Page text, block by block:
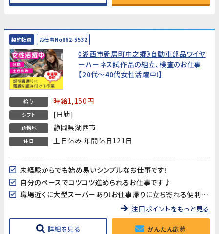
契約社員 お仕事No862-5532
《湖西市新居町中之郷》自動車部品ワイヤ
ーハーネス試作品の組立、検査のお仕事
【20代～40代女性活躍中!】
給与 時給1,150円
シフト [日勤]
勤務地 静岡県湖西市
休日 土日休み 年間休日121日
未経験からでも始め易いシンプルなお仕事です!
自分のペースでコツコツ進められるお仕事です♪
職場近くに大型スーパーあり!お仕事帰りに立ち寄れる便利な立地☆
注目ポイントをもっと見る
詳細を見る かんたん応募